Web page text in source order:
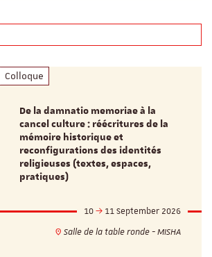
Colloque
De la damnatio memoriae à la
cancel culture : réécritures de la
mémoire historique et
reconfigurations des identités
religieuses (textes, espaces,
pratiques)
10
11 September 2026
Salle de la table ronde - MISHA